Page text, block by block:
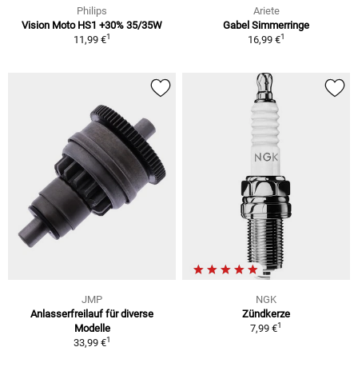
Philips
Vision Moto HS1 +30% 35/35W
11,99 €1
Ariete
Gabel Simmerringe
16,99 €1
JMP
Anlasserfreilauf für diverse
Modelle
33,99 €1
NGK
Zündkerze
7,99 €1